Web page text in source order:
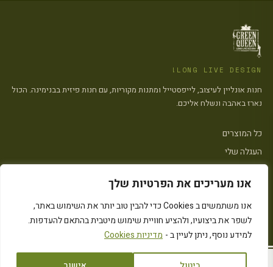
אנו מעריכים את הפרטיות שלך
אנו משתמשים ב Cookies כדי להבין טוב יותר את השימוש באתר,
לשפר את ביצועיו, ולהציע חוויית שימוש מיטבית בהתאם להעדפות.
למידע נוסף, ניתן לעיין ב - מדיניות Cookies
LONG LIVE DESIGN!
חנות אונליין לעיצוב, לייפסטייל ומתנות מקוריות, עם חנות פיזית בבנימינה. הכול
נארז באהבה ונשלח אליכם.
כל המוצרים
העגלה שלי
הצהרת נגישות · מדיניות פרטיות · מדיניות העוגיות (״Cookies״) · תקנון האתר
Instagramהמחירים כוללים מע״מ